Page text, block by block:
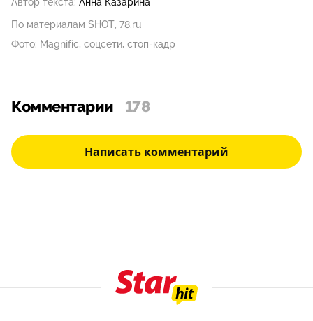
По материалам SHOT, 78.ru
Фото: Magnific, соцсети, стоп-кадр
Комментарии 178
Написать комментарий